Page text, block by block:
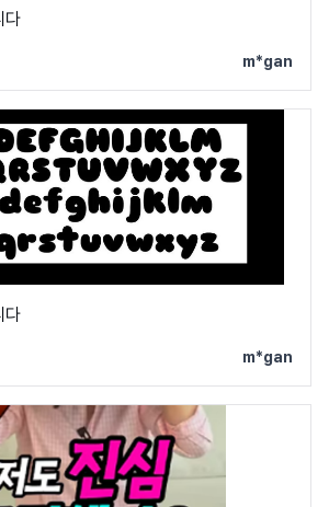
다
m*gan
다
m*gan